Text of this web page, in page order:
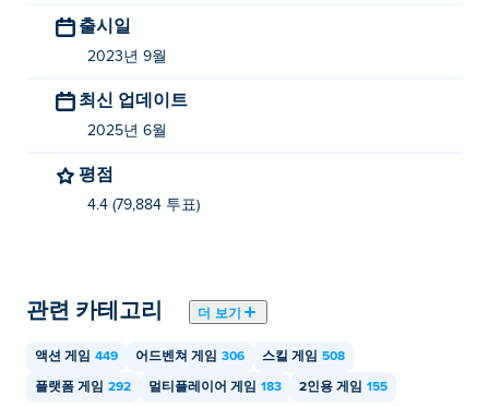
요?
른 게임을 플레이하세요. Poki (포키):
Slime Laboratory 2
tower 그리고
이할 수 있나요?
출시일
2023년 9월
최신 업데이트
2025년 6월
평점
4.4 (79,884 투표)
관련 카테고리 더 보기
액션 게임 449 어드벤쳐 게임 306 스킬 게임 508
플랫폼 게임 292 멀티플레이어 게임 183 2인용 게임 155